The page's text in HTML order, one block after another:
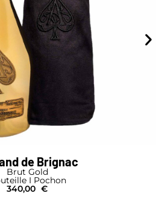
de Brignac
Brut Gold
I Pochon
340,00 €